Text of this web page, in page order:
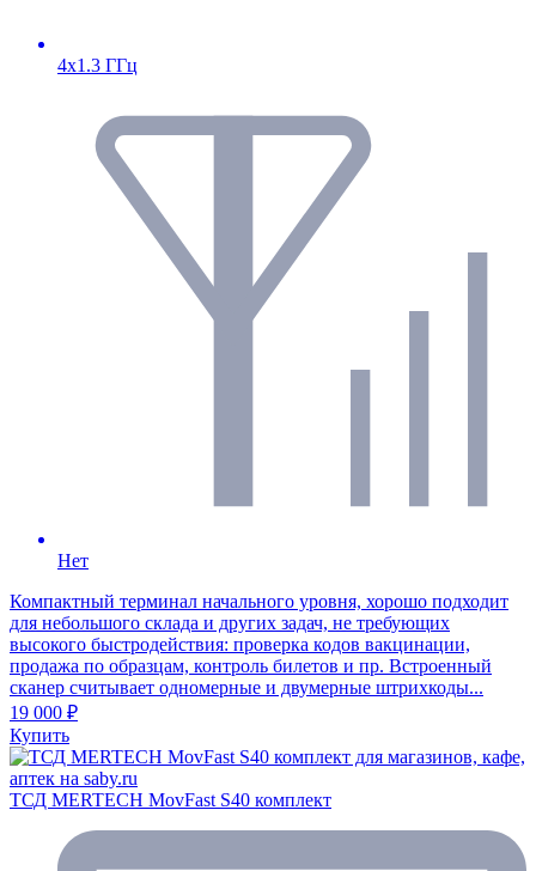
4х1.3 ГГц
Нет
Компактный терминал начального уровня, хорошо подходит
для небольшого склада и других задач, не требующих
высокого быстродействия: проверка кодов вакцинации,
продажа по образцам, контроль билетов и пр. Встроенный
сканер считывает одномерные и двумерные штрихкоды...
19 000 ₽
Купить
ТСД MERTECH MovFast S40 комплект